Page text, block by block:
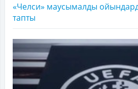
«Челси» маусымалды
тапты